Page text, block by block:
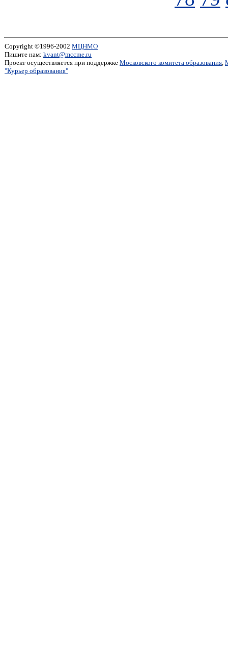
Copyright ©1996-2002 МЦНМО
Пишите нам: kvant@mccme.ru
Проект осуществляется при поддержке Московского комитета образования,
"Курьер образования"